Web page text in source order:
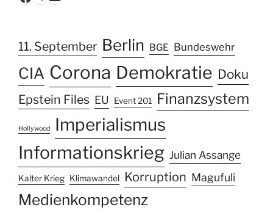
11. September Berlin BGE Bundeswehr
CIA Corona Demokratie Doku
Epstein Files EU Event 201 Finanzsystem
Hollywood
Imperialismus
Informationskrieg Julian Assange
Kalter Krieg Klimawandel Korruption Magufuli
Medienkompetenz